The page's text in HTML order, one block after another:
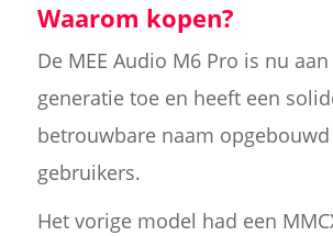
Waarom kopen?
De MEE Audio M6 Pro is nu
generatie toe en heeft een
betrouwbare naam
gebruikers.
Het vorige model had een